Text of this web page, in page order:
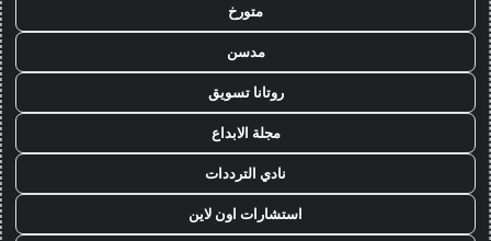
متورخ
مدسن
روتانا تسويق
مجلة الابداع
نادي الترددات
استشارات اون لاين